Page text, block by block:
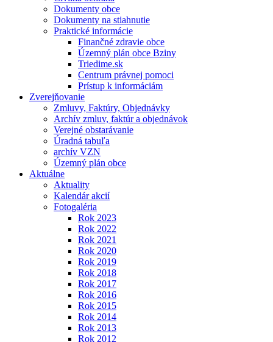
Dokumenty obce
Dokumenty na stiahnutie
Praktické informácie
Finančné zdravie obce
Územný plán obce Bziny
Triedime.sk
Centrum právnej pomoci
Prístup k informáciám
Zverejňovanie
Zmluvy, Faktúry, Objednávky
Archív zmluv, faktúr a objednávok
Verejné obstarávanie
Úradná tabuľa
archív VZN
Územný plán obce
Aktuálne
Aktuality
Kalendár akcií
Fotogaléria
Rok 2023
Rok 2022
Rok 2021
Rok 2020
Rok 2019
Rok 2018
Rok 2017
Rok 2016
Rok 2015
Rok 2014
Rok 2013
Rok 2012